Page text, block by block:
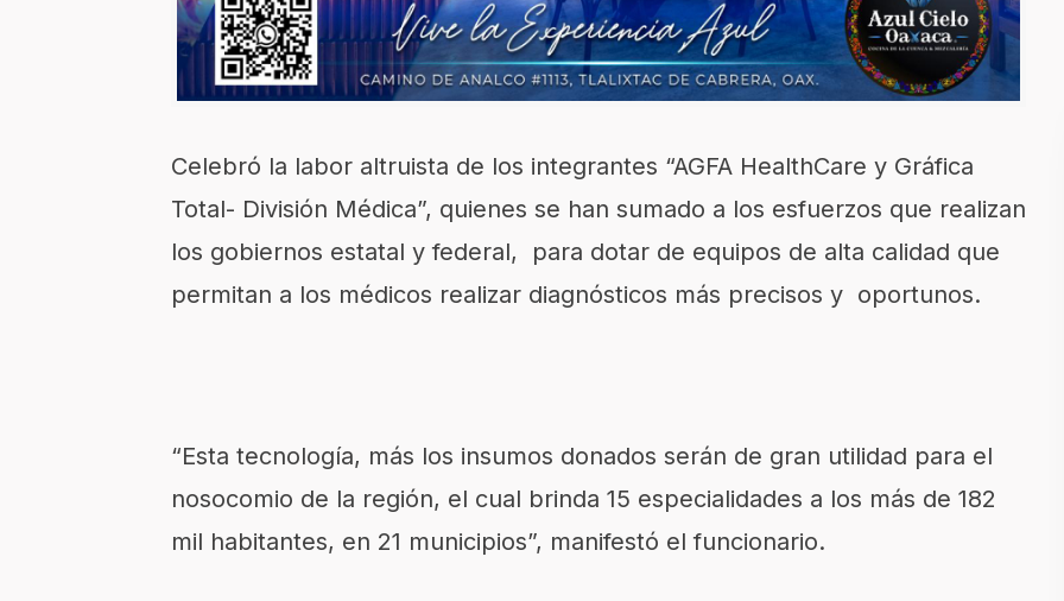
Celebró la labor altruista de los integrantes “AGFA HealthCare y Gráfica
Total- División Médica”, quienes se han sumado a los esfuerzos que realizan
los gobiernos estatal y federal, para dotar de equipos de alta calidad que
permitan a los médicos realizar diagnósticos más precisos y oportunos.
“Esta tecnología, más los insumos donados serán de gran utilidad para el
nosocomio de la región, el cual brinda 15 especialidades a los más de 182
mil habitantes, en 21 municipios”, manifestó el funcionario.